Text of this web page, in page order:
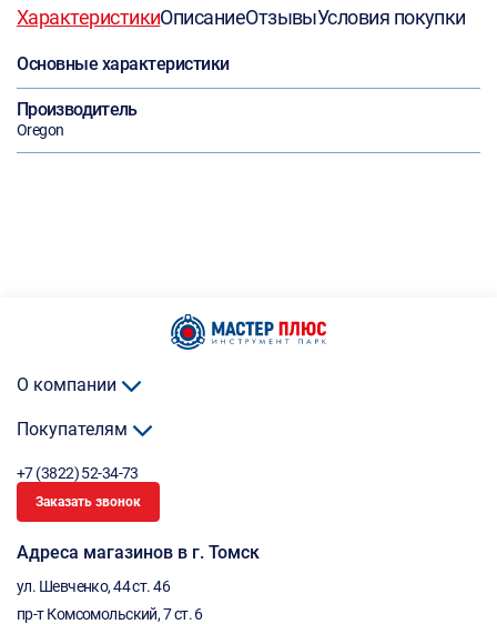
ХарактеристикиОписаниеОтзывыУсловия покупки
Основные характеристики
Производитель
Oregon
О компании
Покупателям
+7 (3822) 52-34-73
Заказать звонок
Адреса магазинов в г. Томск
ул. Шевченко, 44 ст. 46
пр-т Комсомольский, 7 ст. 6